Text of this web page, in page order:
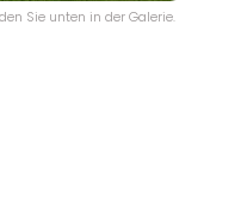
Sie unten in der Galerie.